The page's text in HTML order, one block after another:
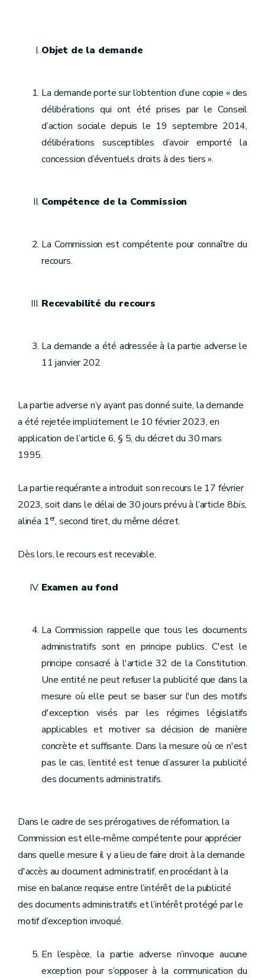
Objet de la demande
La demande porte sur l’obtention d’une copie « des
délibérations qui ont été prises par le Conseil
d’action sociale depuis le 19 septembre 2014,
délibérations susceptibles d’avoir emporté la
concession d’éventuels droits à des tiers ».
Compétence de la Commission
La Commission est compétente pour connaître du
recours.
Recevabilité du recours
La demande a été adressée à la partie adverse le
11 janvier 202
La partie adverse n’y ayant pas donné suite, la demande
a été rejetée implicitement le 10 février 2023, en
application de l’article 6, § 5, du décret du 30 mars
1995.
La partie requérante a introduit son recours le 17 février
2023, soit dans le délai de 30 jours prévu à l’article 8bis,
alinéa 1er, second tiret, du même décret.
Dès lors, le recours est recevable.
Examen au fond
La Commission rappelle que tous les documents
administratifs sont en principe publics. C'est le
principe consacré à l'article 32 de la Constitution.
Une entité ne peut refuser la publicité que dans la
mesure où elle peut se baser sur l'un des motifs
d'exception visés par les régimes législatifs
applicables et motiver sa décision de manière
concrète et suffisante. Dans la mesure où ce n'est
pas le cas, l’entité est tenue d’assurer la publicité
des documents administratifs.
Dans le cadre de ses prérogatives de réformation, la
Commission est elle-même compétente pour apprécier
dans quelle mesure il y a lieu de faire droit à la demande
d'accès au document administratif, en procédant à la
mise en balance requise entre l’intérêt de la publicité
des documents administratifs et l’intérêt protégé par le
motif d’exception invoqué.
En l’espèce, la partie adverse n’invoque aucune
exception pour s’opposer à la communication du